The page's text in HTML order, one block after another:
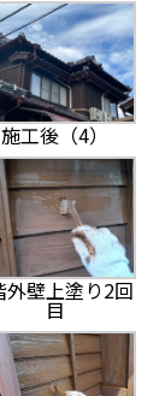
施工後（4）
外壁上塗り2回
目